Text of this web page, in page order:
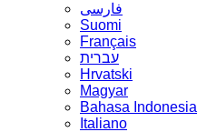
فارسی
Suomi
Français
עברית
Hrvatski
Magyar
Bahasa Indonesia
Italiano